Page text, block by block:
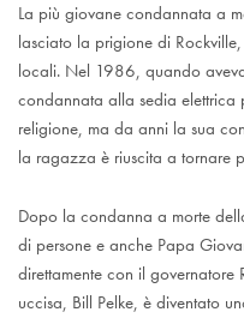
La più giovane condannata a
lasciato la prigione di
locali. Nel 1986, quando
condannata alla sedia elettrica
religione, ma da anni la sua
la ragazza è riuscita a tornare
Dopo la condanna a morte
di persone e anche Papa
direttamente con il
uccisa, Bill Pelke, è diventato